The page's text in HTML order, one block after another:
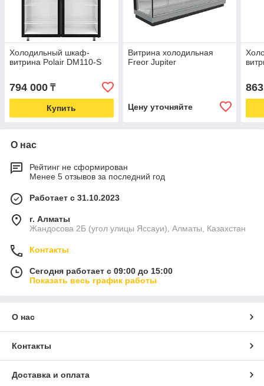
Холодильный шкаф-
витрина Polair DM110-S
794 000 ₸
Купить
Витрина холодильная
Freor Jupiter
Цену уточняйте
О нас
Рейтинг не сформирован
Менее 5 отзывов за последний год
Работает с 31.10.2023
г. Алматы
Жандосова 2Б (угол улицы Яссауи), Алматы, Казахстан
Контакты
Сегодня работает с 09:00 до 15:00
Показать весь график работы
О нас
Контакты
Доставка и оплата